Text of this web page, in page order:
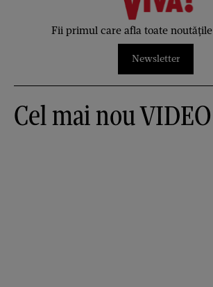
Fii primul care afla toate noutățile
Newsletter
Cel mai nou VIDEO